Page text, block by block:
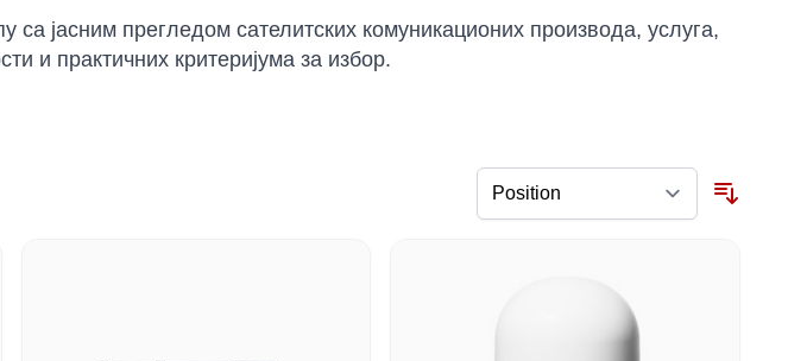
јасним прегледом сателитских комуникационих производа, услуга,
и практичних критеријума за избор.